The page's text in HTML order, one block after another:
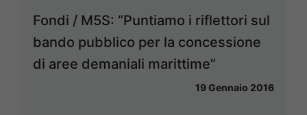
Fondi / M5S: “Puntiamo i riflettori sul
bando pubblico per la concessione
di aree demaniali marittime”
19 Gennaio 2016